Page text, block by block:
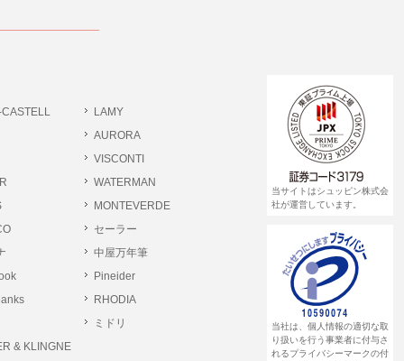
タの削除を要求する権利があります。
提出や質問へのご回答をお願いすること
人情報相談窓口
(受付)
ザーに有益かつ便利な情報を提供する
購読の登録をするものとします。
きます。
さい。
ます。
れのある行為。
れのある行為。
れのある行為。
CASTELL
LAMY
AURORA
VISCONTI
WATERMAN
MONTEVERDE
セーラー
中屋万年筆
Pineider
RHODIA
ミドリ
& KLINGNE
当サイトはシュッピン株式会
社が運営しています。
当社は、個人情報の適切な取
り扱いを行う事業者に付与さ
れるプライバシーマークの付